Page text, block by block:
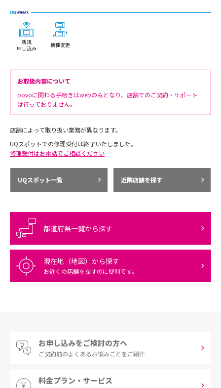
新規
申し込み
機種変更
お取扱内容について
povoに関わる手続きはwebのみとなり、店舗でのご契約・サポート
は行っておりません。
店舗によって取り扱い業務が異なります。
UQスポットでの修理受付は終了いたしました。
修理受付はお電話でご相談ください
UQスポット一覧 近隣店舗を探す
都道府県一覧から探す
現在地（地図）から探す
お近くの店舗を探すのに便利です。
お申し込みをご検討の方へ
ご契約前のよくあるお悩みごとをご紹介
料金プラン・サービス